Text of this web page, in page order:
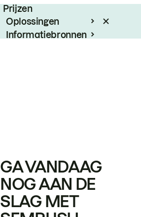
Prijzen
Oplossingen
Informatiebronnen
GA VANDAAG
NOG AAN DE
SLAG MET